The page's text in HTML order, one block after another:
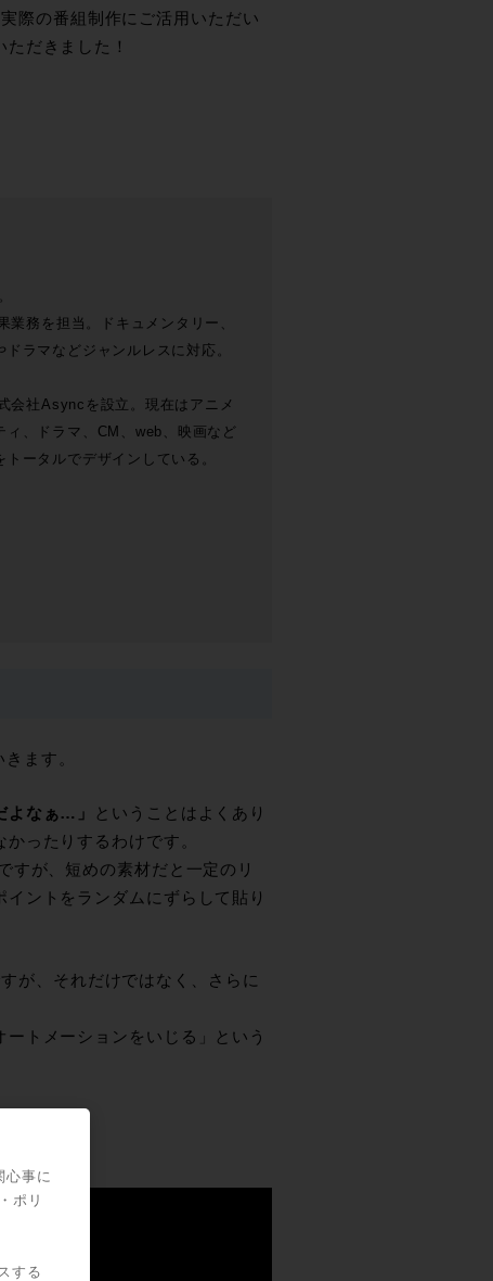
際の番組制作にご活用いただい
だきました！
業務を担当。ドキュメンタリー、
ラマなどジャンルレスに対応。
会社Asyncを設立。現在はアニメ
ィ、ドラマ、CM、web、映画など
ータルでデザインしている。
ます。
よなぁ…」
ということはよくあり
ったりするわけです。
すが、短めの素材だと一定のリ
ントをランダムにずらして貼り
が、それだけではなく、さらに
トメーションをいじる」という
心事に
ポリ
する